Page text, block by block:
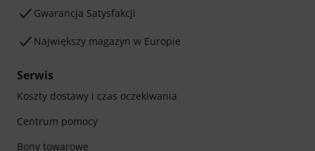
Gwarancja Satysfakcji
Największy magazyn w Europie
Serwis
Koszty dostawy i czas oczekiwania
Centrum pomocy
Bony towarowe